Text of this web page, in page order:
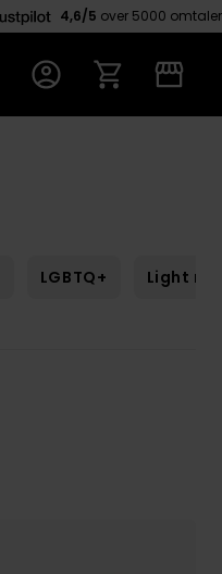
4,6/5 over 5000 omtaler
LGBTQ+ Light